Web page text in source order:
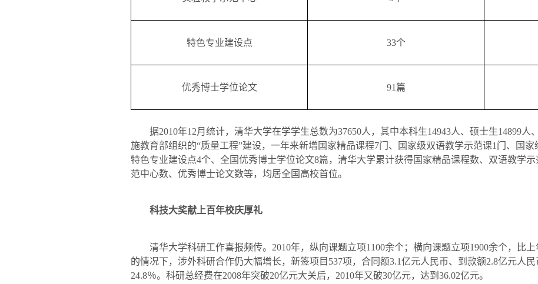
特色专业建设点 33个
优秀博士学位论文 91篇
据2010年12月统计，清华大学在学学生总数为37650人，其中本科生14943人、硕士生14899人
施教育部组织的“质量工程”建设，一年来新增国家精品课程7门、国家级双语教学示范课1 门、国家
特色专业建设点4个、全国优秀博士学位论文8篇，清华大学累计获得国家精品课程数、双语教学
范中心数、优秀博士论文数等，均居全国高校首位。
科技大奖献上百年校庆厚礼
清华大学科研工作喜报频传。 2010年，纵向课题立项1100余个；横向课题立项1900余个，比上
的情况下，涉外科研合作仍大幅增长，新签项目 537项，合同额3.1亿元人民币、到款额2.8亿元人民
24.8％。科研总经费在2008年突破20亿元大关后， 2010年又破30亿元，达到 36.02亿元。